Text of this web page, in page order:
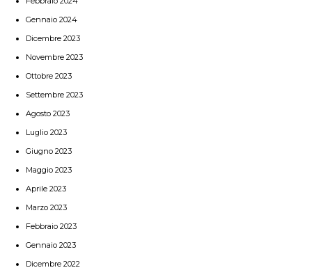
Gennaio 2024
Dicembre 2023
Novembre 2023
Ottobre 2023
Settembre 2023
Agosto 2023
Luglio 2023
Giugno 2023
Maggio 2023
Aprile 2023
Marzo 2023
Febbraio 2023
Gennaio 2023
Dicembre 2022